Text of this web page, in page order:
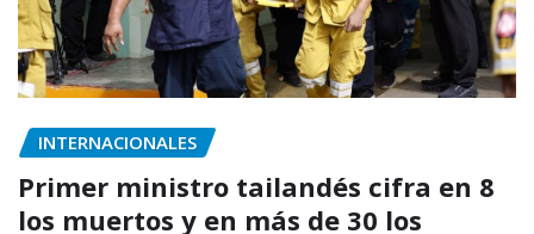
INTERNACIONALES
Primer ministro tailandés cifra en 8
los muertos y en más de 30 los